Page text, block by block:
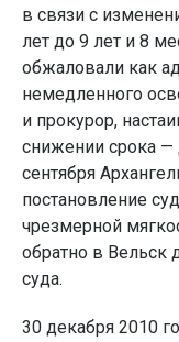
в связи с
лет до 9 лет и 8
обжаловали как
немедленного
и прокурор,
снижении срока —
сентября
постановление
чрезмерной
обратно в Вельск
суда.
30 декабря 2010